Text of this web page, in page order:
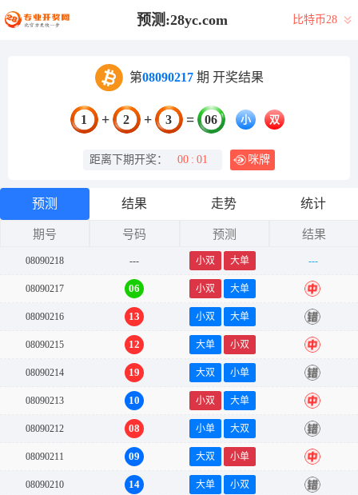
预测:28yc.com 比特币28
第08090217期 开奖结果
1 + 2 + 3 = 06 小 双
距离下期开奖： 00 : 01 咪牌
预测 结果 走势 统计
期号 号码 预测 结果
08090218 --- 小双 大单 ---
08090217 06 小双 大单 中
08090216 13 小双 大单 错
08090215 12 大单 小双 中
08090214 19 大双 小单 错
08090213 10 小双 大单 中
08090212 08 小单 大双 错
08090211 09 大双 小单 中
08090210 14 大单 小双 错